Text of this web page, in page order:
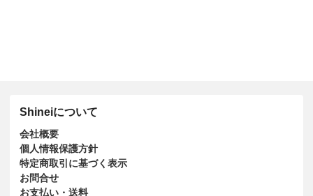
Shineiについて
会社概要
個人情報保護方針
特定商取引に基づく表示
お問合せ
お支払い・送料